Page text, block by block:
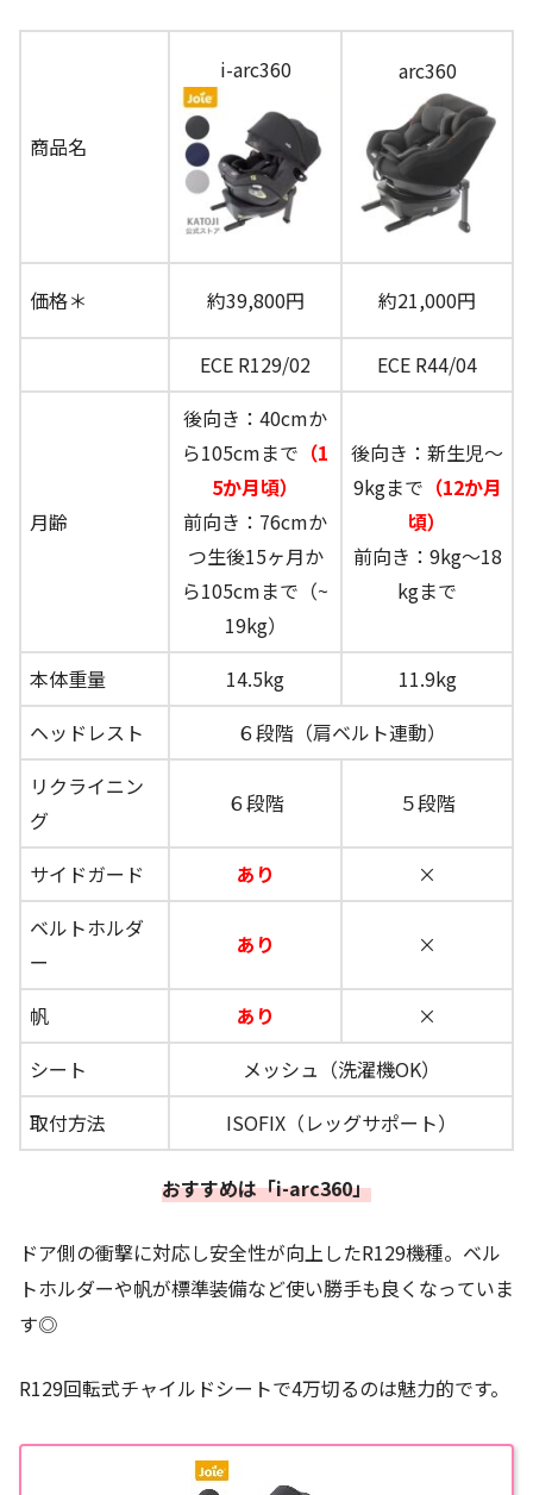
商品名
i-arc360 arc360
価格＊ 約39,800円 約21,000円
ECE R129/02 ECE R44/04
月齢
後向き：40cmか
ら105cmまで （1
5か月頃）
前向き：76cmか
つ生後15ヶ月か
ら105cmまで（~
19kg）
後向き：新生児～
9kgまで （12か月
頃）
前向き：9kg～18
kgまで
本体重量 14.5kg
11.9kg
ヘッドレスト
６段階（肩ベルト連動）
リクライニン
グ
６段階 ５段階
サイドガード あり
×
ベルトホルダ
ー
あり ×
帆 あり
×
シート
メッシュ（洗濯機OK）
取付方法
ISOFIX（レッグサポート）
おすすめは「i-arc360」
ドア側の衝撃に対応し安全性が向上したR129機種。ベル
トホルダーや帆が標準装備など使い勝手も良くなっていま
す◎
R129回転式チャイルドシートで4万切るのは魅力的です。